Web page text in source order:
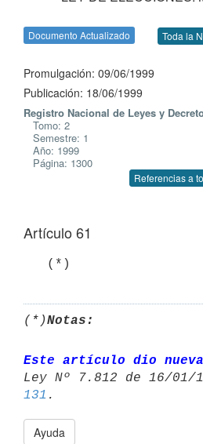
Documento Actualizado Toda la
Promulgación: 09/06/1999
Publicación: 18/06/1999
Registro Nacional de Leyes y
Tomo: 2
Semestre: 1
Año: 1999
Página: 1300
Referencias a
Artículo 61
   (*)
(*)Notas:
Este artículo dio
Ley Nº 7.812 de 16/
131
Ayuda